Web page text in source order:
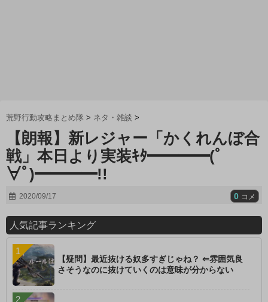
荒野行動攻略まとめ隊 > ネタ・雑談 >
【朗報】新レジャー「かくれんぼ合
戦」本日より実装ｷﾀ━━━━(ﾟ
∀ﾟ)━━━━!!
2020/09/17 0 コメ
人気記事ランキング
【疑問】最近抜ける奴多すぎじゃね？ ⇐雰囲気良
さそうなのに抜けていくのは意味が分からない